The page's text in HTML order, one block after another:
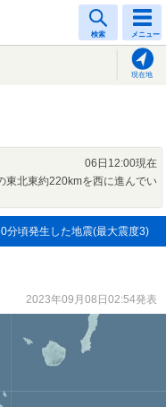
検索 メニュー
現在地
06日12:00現在
東北東約220kmを西に進んでい
分頃発生した地震(最大震度3)
2023年09月08日02:54発表